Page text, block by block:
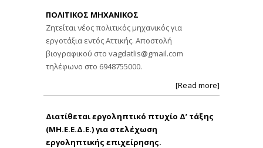
ΠΟΛΙΤΙΚΟΣ ΜΗΧΑΝΙΚΟΣ
Ζητείται νέος πολιτικός μηχανικός για
εργοτάξια εντός Αττικής. Αποστολή
βιογραφικού στο vagdatlis@gmail.com
τηλέφωνο στο 6948755000.
[Read more]
Διατίθεται εργοληπτικό πτυχίο Δ’ τάξης
(ΜΗ.Ε.Ε.Δ.Ε.) για στελέχωση
εργοληπτικής επιχείρησης.